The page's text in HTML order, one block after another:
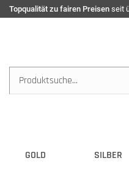
Topqualität zu fairen Preisen seit
GOLD SILBER